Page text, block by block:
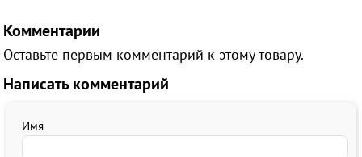
Комментарии
Оставьте первым комментарий к этому товару.
Написать комментарий
Имя